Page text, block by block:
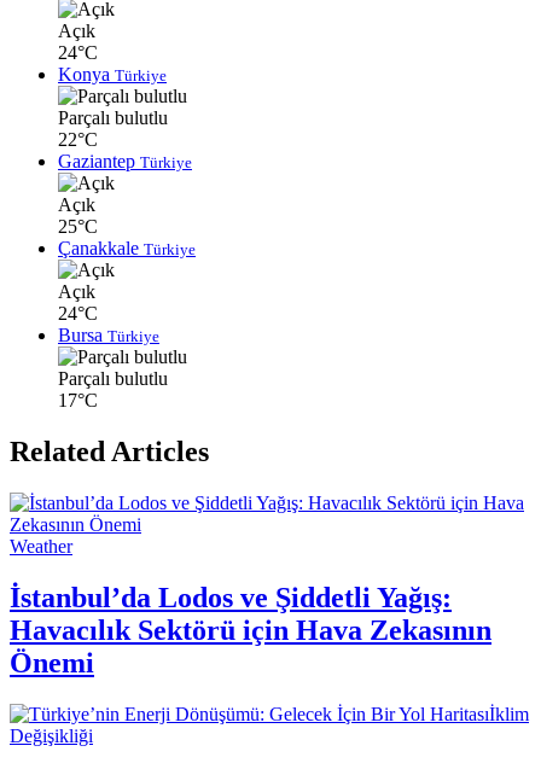
Açık
24°C
Konya Türkiye
Parçalı bulutlu
22°C
Gaziantep Türkiye
Açık
25°C
Çanakkale Türkiye
Açık
24°C
Bursa Türkiye
Parçalı bulutlu
17°C
Related Articles
Weather
İstanbul’da Lodos ve Şiddetli Yağış:
Havacılık Sektörü için Hava Zekasının
Önemi
İklim
Değişikliği